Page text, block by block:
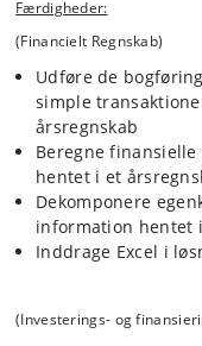
Færdigheder:
(Financielt Regnskab)
Udføre de
simple
årsregnskab
Beregne
hentet i et
Dekomponere
information hentet
Inddrage Excel i
(Investerings- og